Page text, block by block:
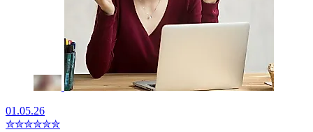
01.05.26
✮✮✮✮✮✮